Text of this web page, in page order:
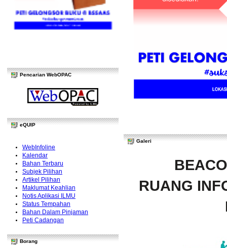
Pencarian WebOPAC
eQUIP
WebInfoline
Kalendar
Bahan Terbaru
Subjek Pilihan
Artikel Pilihan
Maklumat Keahlian
Notis Aplikasi ILMU
Status Tempahan
Bahan Dalam Pinjaman
Peti Cadangan
Borang
Galeri
RUANG